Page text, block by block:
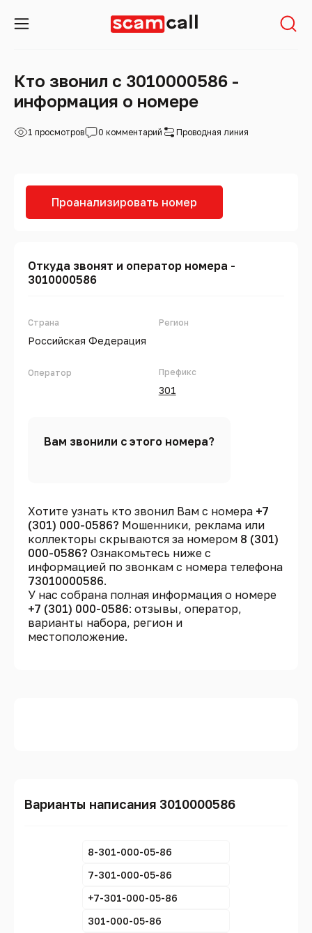
Кто звонил с 3010000586 -
информация о номере
1 просмотров 0 комментарий Проводная линия
Проанализировать номер
Откуда звонят и оператор номера -
3010000586
Страна
Российская Федерация
Оператор
Регион
Префикс
301
Вам звонили с этого номера?
Хотите узнать кто звонил Вам с номера +7
(301) 000-0586? Мошенники, реклама или
коллекторы скрываются за номером 8 (301)
000-0586? Ознакомьтесь ниже с
информацией по звонкам с номера телефона
73010000586.
У нас собрана полная информация о номере
+7 (301) 000-0586: отзывы, оператор,
варианты набора, регион и
местоположение.
Варианты написания 3010000586
8-301-000-05-86
7-301-000-05-86
+7-301-000-05-86
301-000-05-86